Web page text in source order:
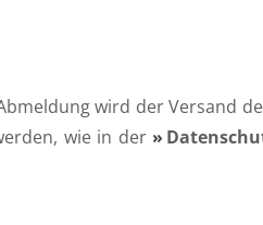
wird der Versand
wie in der